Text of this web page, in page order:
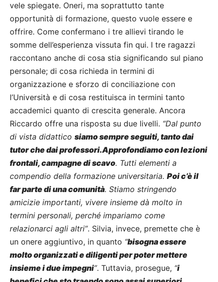
vele spiegate. Oneri, ma soprattutto tante
opportunità di formazione, questo vuole essere e
offrire. Come confermano i tre allievi tirando le
somme dell’esperienza vissuta fin qui. I tre ragazzi
raccontano anche di cosa stia significando sul piano
personale; di cosa richieda in termini di
organizzazione e sforzo di conciliazione con
l’Università e di cosa restituisca in termini tanto
accademici quanto di crescita generale. Ancora
Riccardo offre una risposta su due livelli. “Dal punto
di vista didattico siamo sempre seguiti, tanto dai
tutor che dai professori.Approfondiamo con lezioni
frontali, campagne di scavo. Tutti elementi a
compendio della formazione universitaria. Poi c’è il
far parte di una comunità. Stiamo stringendo
amicizie importanti, vivere insieme dà molto in
termini personali, perché impariamo come
relazionarci agli altri”. Silvia, invece, premette che è
un onere aggiuntivo, in quanto “bisogna essere
molto organizzati e diligenti per poter mettere
insieme i due impegni”. Tuttavia, prosegue, “i